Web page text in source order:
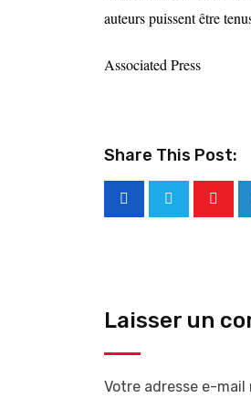
auteurs puissent être
Associated Press
Share This Post:
Laisser un
Votre adresse e-mail